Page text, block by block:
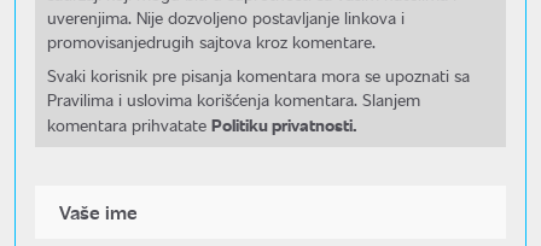
uverenjima. Nije dozvoljeno postavljanje linkova i
promovisanjedrugih sajtova kroz komentare.
Svaki korisnik pre pisanja komentara mora se upoznati sa
Pravilima i uslovima korišćenja komentara. Slanjem
komentara prihvatate Politiku privatnosti.